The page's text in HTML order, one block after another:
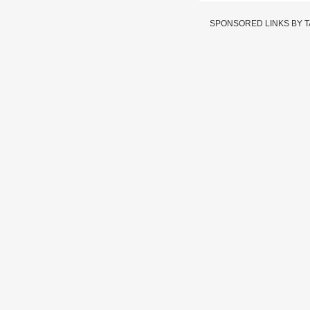
SPONSORED LINKS BY